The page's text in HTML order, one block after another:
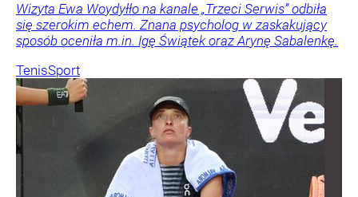
Wizyta Ewa Woydyłło na kanale „Trzeci Serwis” odbiła
się szerokim echem. Znana psycholog w zaskakujący
sposób oceniła m.in. Igę Świątek oraz Arynę Sabalenkę.
TenisSport